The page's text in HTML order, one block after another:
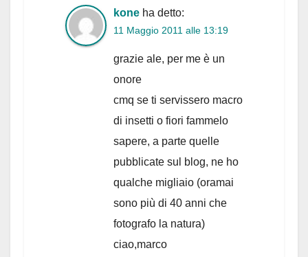
kone ha detto:
11 Maggio 2011 alle 13:19
grazie ale, per me è un
onore
cmq se ti servissero macro
di insetti o fiori fammelo
sapere, a parte quelle
pubblicate sul blog, ne ho
qualche migliaio (oramai
sono più di 40 anni che
fotografo la natura)
ciao,marco